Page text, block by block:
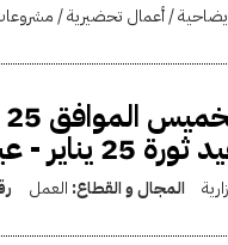
/ أعمال تحضيرية /
- عيد الشرطة )
المجال و القطاع: العمل